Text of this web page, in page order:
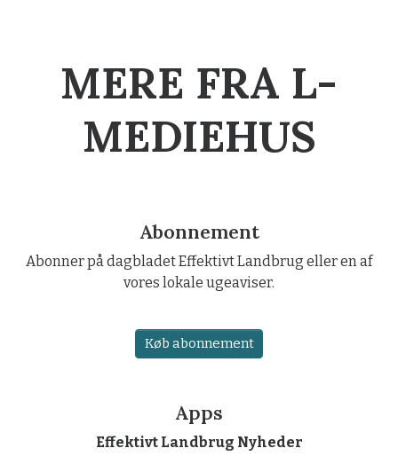
MERE FRA L-
MEDIEHUS
Abonnement
Abonner på dagbladet Effektivt Landbrug eller en af
vores lokale ugeaviser.
Køb abonnement
Apps
Effektivt Landbrug Nyheder